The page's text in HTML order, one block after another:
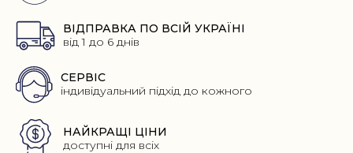
ВІДПРАВКА ПО ВСІЙ УКРАЇНІ
від 1 до 6 днів
СЕРВІС
індивідуальний підхід до кожного
НАЙКРАЩІ ЦІНИ
доступні для всіх